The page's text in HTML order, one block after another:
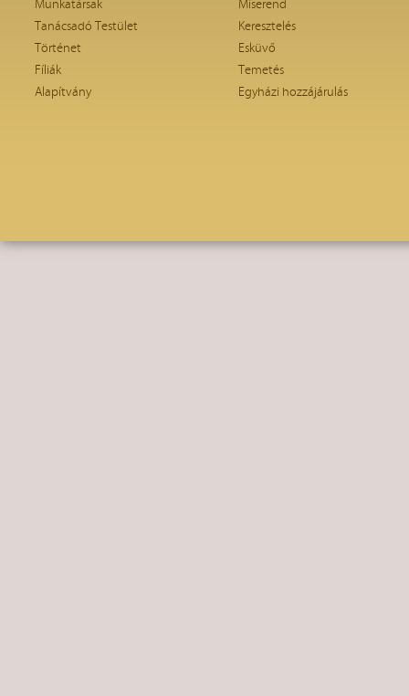
Munkatársak
Tanácsadó Testület
Történet
Fíliák
Alapítvány
Miserend
Keresztelés
Esküvő
Temetés
Egyházi hozzájárulás